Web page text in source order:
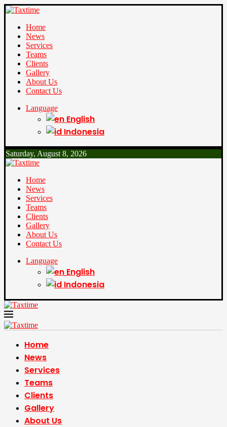
Home
News
Services
Teams
Clients
Gallery
About Us
Contact Us
Language
English
Indonesia
Saturday, August 8, 2026
Home
News
Services
Teams
Clients
Gallery
About Us
Contact Us
Language
English
Indonesia
Home
News
Services
Teams
Clients
Gallery
About Us